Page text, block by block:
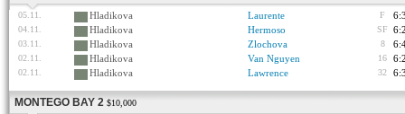
05.11. Hladikova Laurente F
04.11. Hladikova Hermoso SF
03.11. Hladikova Zlochova 8
02.11. Hladikova Van Nguyen 16
02.11. Hladikova Lawrence 32
MONTEGO BAY 2 $10,000